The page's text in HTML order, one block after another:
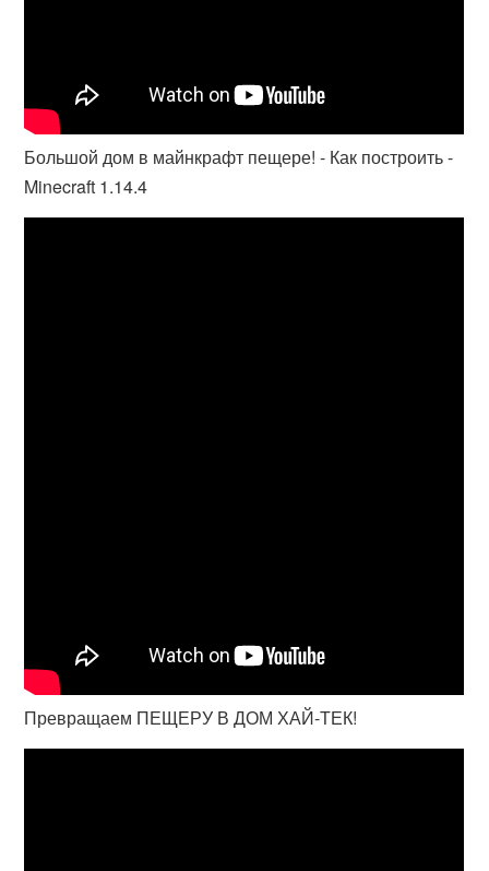
Большой дом в майнкрафт пещере! - Как построить -
Minecraft 1.14.4
Превращаем ПЕЩЕРУ В ДОМ ХАЙ-ТЕК!